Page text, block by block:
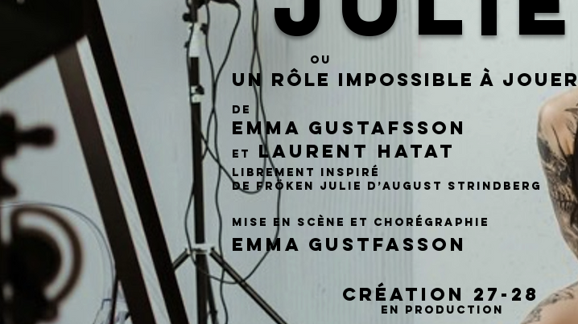
ou
Un Rôle impossible à jouer
de
Emma Gustafsson
et Laurent Hatat
librement inspiré
de Fröken Julie d’August Strindberg
mise en scène et chorégraphie
EMMA GUSTFASSON
CRÉATION 27-28
EN PRODUCTION